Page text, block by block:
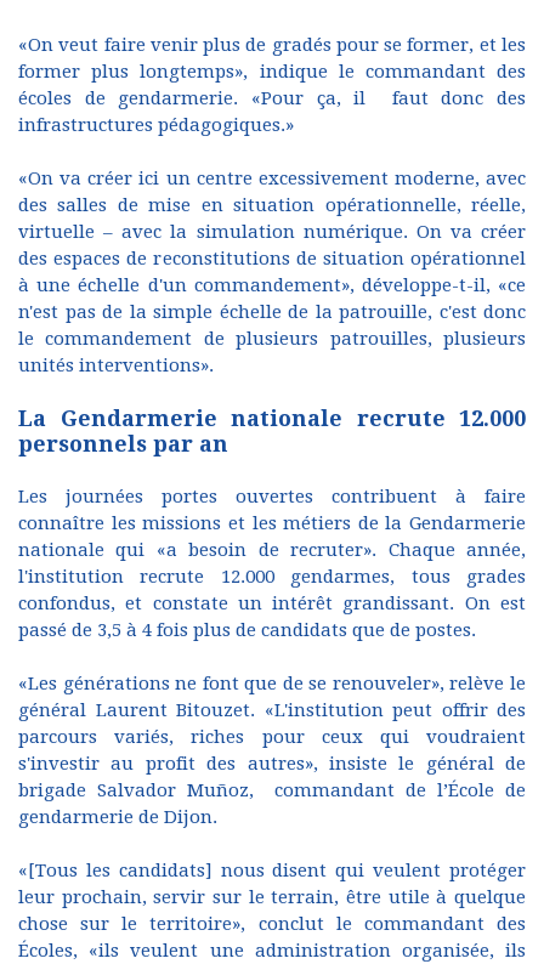
«On veut faire venir plus de gradés pour se former, et les
former plus longtemps», indique le commandant des
écoles de gendarmerie. «Pour ça, il faut donc des
infrastructures pédagogiques.»
«On va créer ici un centre excessivement moderne, avec
des salles de mise en situation opérationnelle, réelle,
virtuelle – avec la simulation numérique. On va créer
des espaces de reconstitutions de situation opérationnel
à une échelle d'un commandement», développe-t-il, «ce
n'est pas de la simple échelle de la patrouille, c'est donc
le commandement de plusieurs patrouilles, plusieurs
unités interventions».
La Gendarmerie nationale recrute 12.000
personnels par an
Les journées portes ouvertes contribuent à faire
connaître les missions et les métiers de la Gendarmerie
nationale qui «a besoin de recruter». Chaque année,
l'institution recrute 12.000 gendarmes, tous grades
confondus, et constate un intérêt grandissant. On est
passé de 3,5 à 4 fois plus de candidats que de postes.
«Les générations ne font que de se renouveler», relève le
général Laurent Bitouzet. «L'institution peut offrir des
parcours variés, riches pour ceux qui voudraient
s'investir au profit des autres», insiste le général de
brigade Salvador Muñoz, commandant de l’École de
gendarmerie de Dijon.
«[Tous les candidats] nous disent qui veulent protéger
leur prochain, servir sur le terrain, être utile à quelque
chose sur le territoire», conclut le commandant des
Écoles, «ils veulent une administration organisée, ils